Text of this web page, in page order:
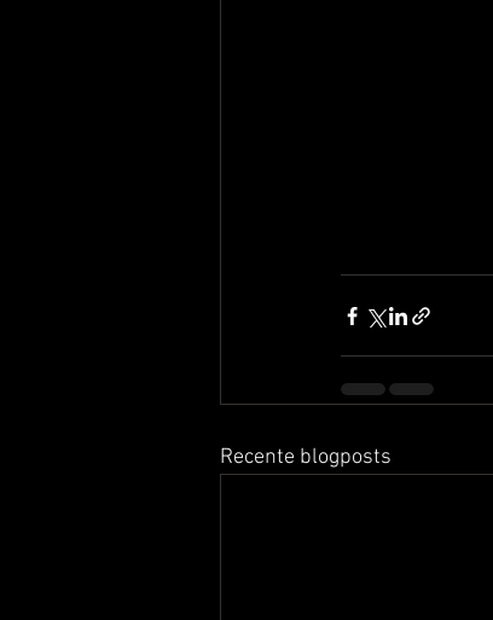
Recente blogposts